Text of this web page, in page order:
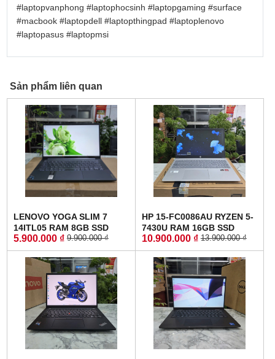
#laptopvanphong #laptophocsinh #laptopgaming #surface
#macbook #laptopdell #laptopthingpad #laptoplenovo
#laptopasus #laptopmsi
Sản phẩm liên quan
LENOVO YOGA SLIM 7
14ITL05 RAM 8GB SSD
512GB MÀN HÌNH :
14"FullHD IPS
5.900.000 ₫ 9.900.000 ₫
HP 15-FC0086AU RYZEN 5-
7430U RAM 16GB SSD
512GB MÀN HÌNH : 15.6
Inch FullHD IPS
10.900.000 ₫ 13.900.000 ₫